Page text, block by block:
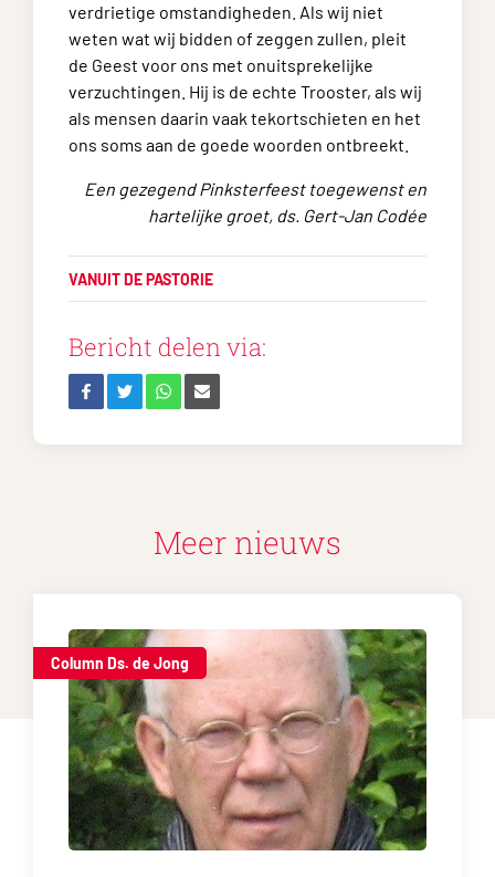
verdrietige omstandigheden. Als wij niet
weten wat wij bidden of zeggen zullen, pleit
de Geest voor ons met onuitsprekelijke
verzuchtingen. Hij is de echte Trooster, als wij
als mensen daarin vaak tekortschieten en het
ons soms aan de goede woorden ontbreekt.
Een gezegend Pinksterfeest toegewenst en
hartelijke groet, ds. Gert-Jan Codée
VANUIT DE PASTORIE
Bericht delen via:
Meer nieuws
Column Ds. de Jong